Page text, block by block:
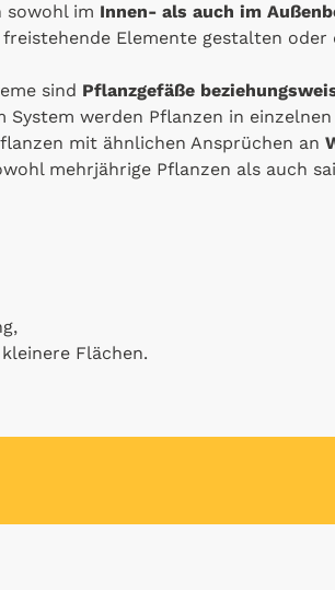
sowohl im Innen- als auch im
freistehende Elemente gestalten
sind Pflanzgefäße
System werden Pflanzen in
mit ähnlichen Ansprüchen an
mehrjährige Pflanzen als auch
Flächen.